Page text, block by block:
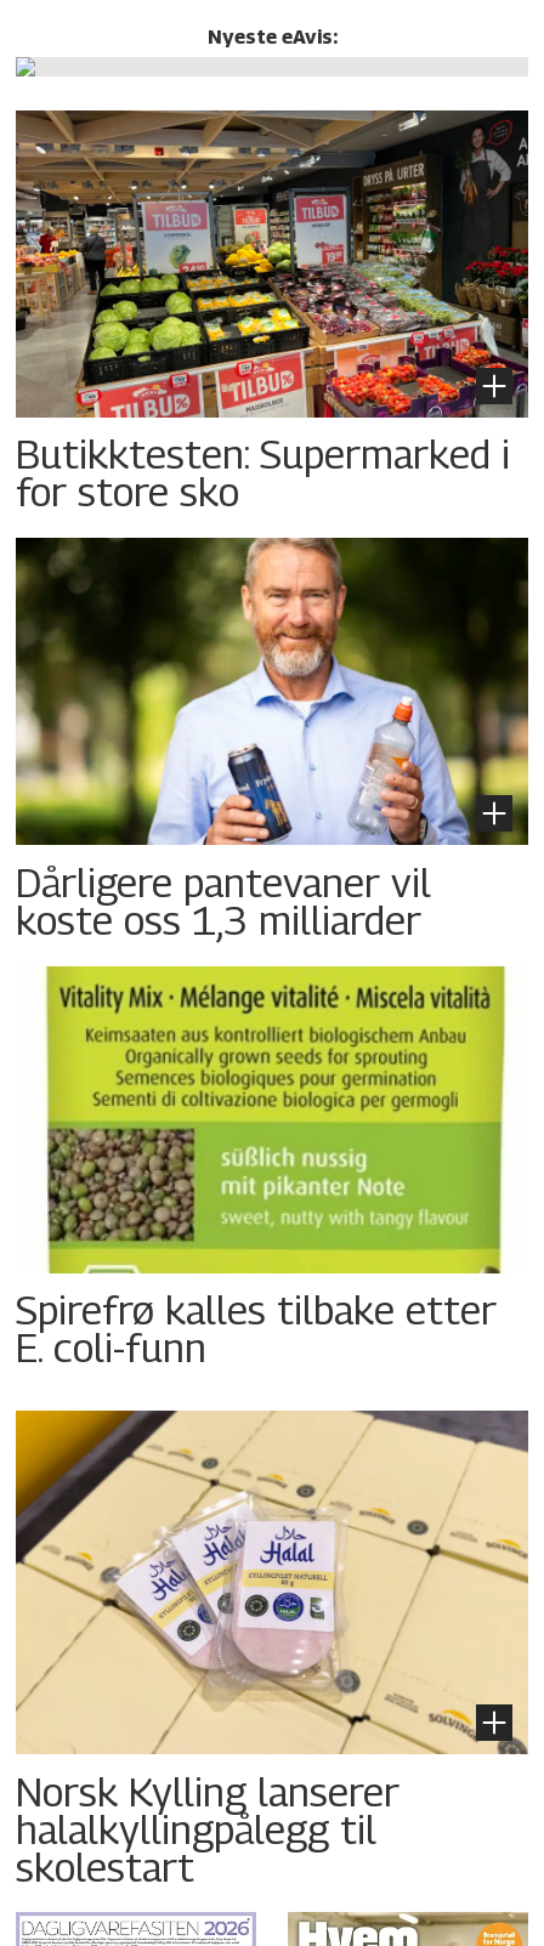
Nyeste eAvis:
Butikktesten: Supermarked i
for store sko
Dårligere pantevaner vil
koste oss 1,3 milliarder
Spirefrø kalles tilbake etter
E. coli-funn
Norsk Kylling lanserer
halalkyllingpålegg til
skolestart